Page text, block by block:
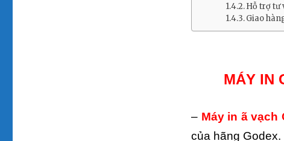
Hỗ trợ tư
Giao
MÁY IN
– Máy in ã vạch
của hãng